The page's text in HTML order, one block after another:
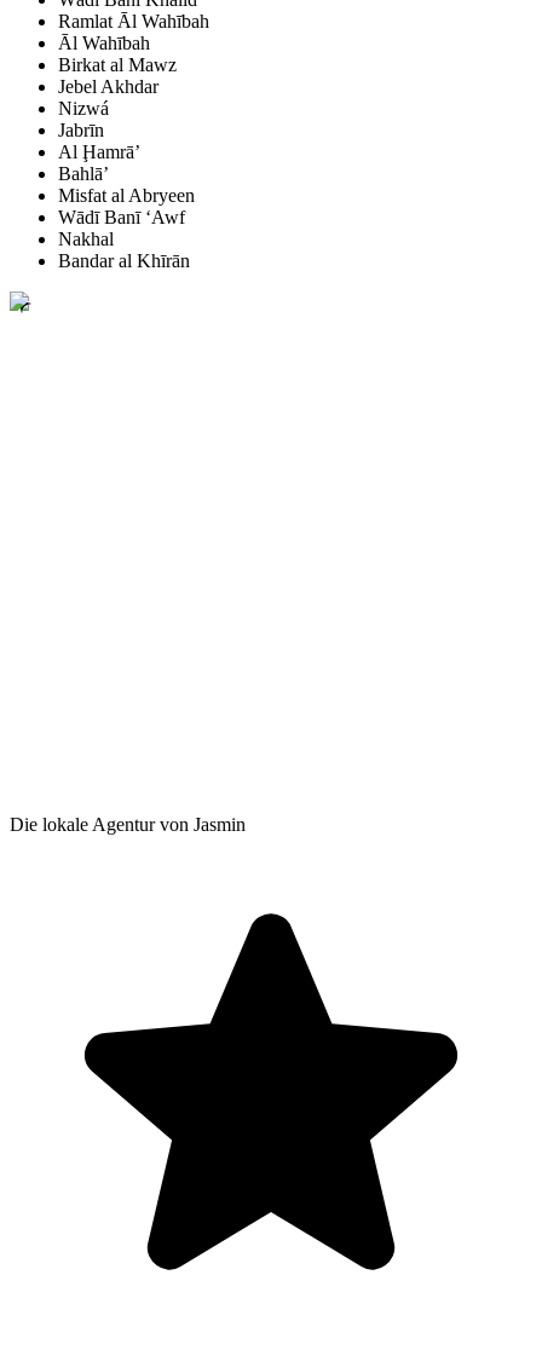
Ramlat Āl Wahībah
Āl Wahībah
Birkat al Mawz
Jebel Akhdar
Nizwá
Jabrīn
Al Ḩamrā’
Bahlā’
Misfat al Abryeen
Wādī Banī ‘Awf
Nakhal
Bandar al Khīrān
Die lokale Agentur von Jasmin